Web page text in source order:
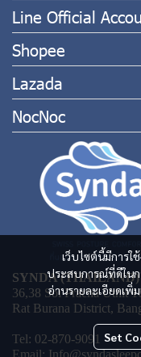
เว็บไซต์นี้มีการ
ประสบการณ์ที่ดีในก
อ่านรายละเอียดเพิ่
Set
Line Official
Shopee
Lazada
NocNoc
SYNDA (THAILAND)
36,38 Soi Pracha Uthit
Rat Burana District,
Tel: 02-870-9091
Email: